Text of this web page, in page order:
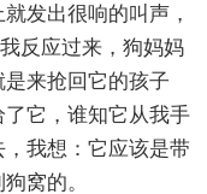
发出很响的叫声，
反应过来，狗妈妈
来抢回它的孩子
它，谁知它从我手
我想：它应该是带
窝的。